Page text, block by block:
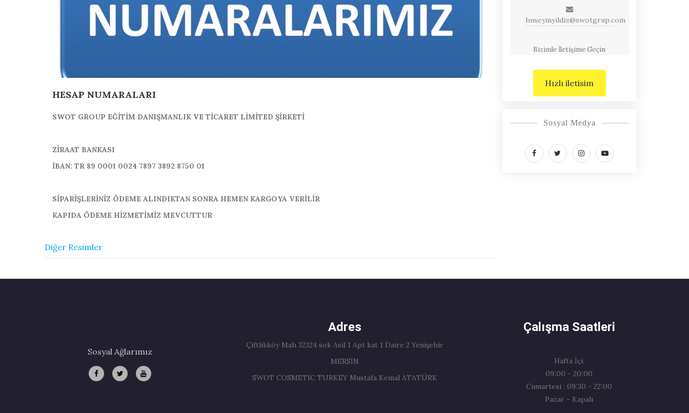
HESAP NUMARALARI
SWOT GROUP EĞİTİM DANIŞMANLIK VE TİCARET LİMİTED ŞİRKETİ
ZİRAAT BANKASI
İBAN: TR 89 0001 0024 7897 3892 8750 01
SİPARİŞLERİNİZ ÖDEME ALINDIKTAN SONRA HEMEN KARGOYA VERİLİR
KAPIDA ÖDEME HİZMETİMİZ MEVCUTTUR
Diğer Resimler
huseyinyildiz@swotgrup.com
Bizimle İletişime Geçin
Hızlı iletisim
Sosyal Medya
Sosyal Ağlarımız
Adres
Çiftlikköy Mah 32324 sok Asil 1 Apt kat 1 Daire 2 Yenişehir
MERSİN
SWOT COSMETIC TURKEY Mustafa Kemal ATATÜRK
Çalışma Saatleri
Hafta İçi:
09:00 - 20:00
Cumartesi : 09:30 - 22:00
Pazar - Kapalı